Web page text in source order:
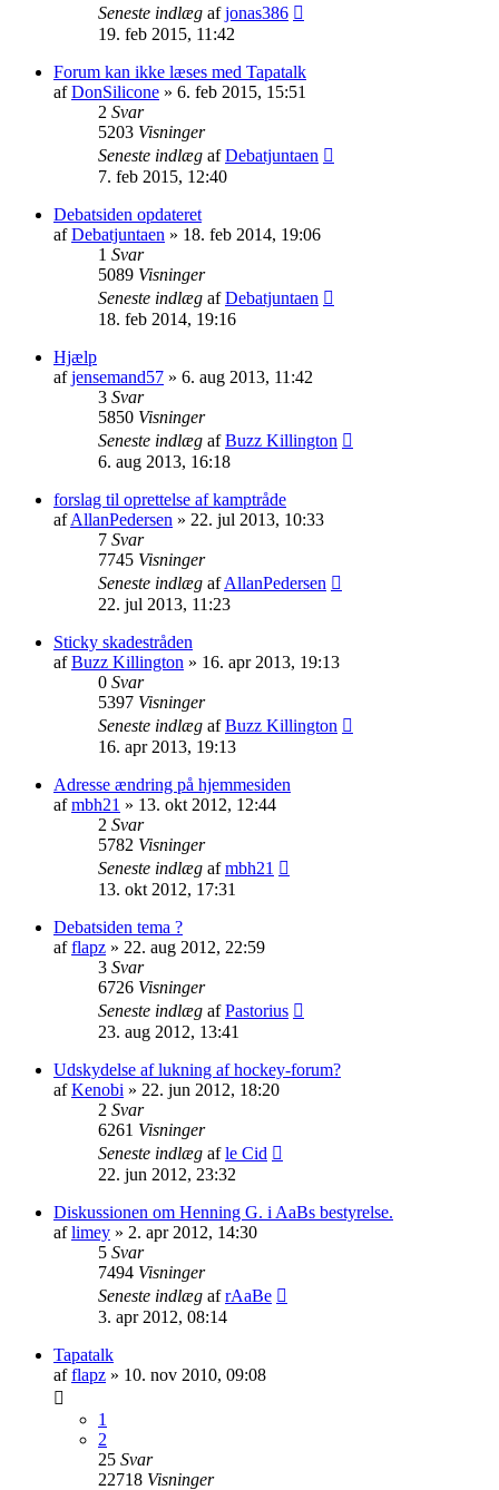
Seneste indlæg afjonas386
19. feb 2015, 11:42
Forum kan ikke læses med Tapatalk
afDonSilicone » 6. feb 2015, 15:51
2 Svar
5203 Visninger
Seneste indlæg afDebatjuntaen
7. feb 2015, 12:40
Debatsiden opdateret
afDebatjuntaen » 18. feb 2014, 19:06
1 Svar
5089 Visninger
Seneste indlæg afDebatjuntaen
18. feb 2014, 19:16
Hjælp
afjensemand57 » 6. aug 2013, 11:42
3 Svar
5850 Visninger
Seneste indlæg afBuzz Killington
6. aug 2013, 16:18
forslag til oprettelse af kamptråde
afAllanPedersen » 22. jul 2013, 10:33
7 Svar
7745 Visninger
Seneste indlæg afAllanPedersen
22. jul 2013, 11:23
Sticky skadestråden
afBuzz Killington » 16. apr 2013, 19:13
0 Svar
5397 Visninger
Seneste indlæg afBuzz Killington
16. apr 2013, 19:13
Adresse ændring på hjemmesiden
afmbh21 » 13. okt 2012, 12:44
2 Svar
5782 Visninger
Seneste indlæg afmbh21
13. okt 2012, 17:31
Debatsiden tema ?
afflapz » 22. aug 2012, 22:59
3 Svar
6726 Visninger
Seneste indlæg afPastorius
23. aug 2012, 13:41
Udskydelse af lukning af hockey-forum?
afKenobi » 22. jun 2012, 18:20
2 Svar
6261 Visninger
Seneste indlæg afle Cid
22. jun 2012, 23:32
Diskussionen om Henning G. i AaBs bestyrelse.
aflimey » 2. apr 2012, 14:30
5 Svar
7494 Visninger
Seneste indlæg afrAaBe
3. apr 2012, 08:14
Tapatalk
afflapz » 10. nov 2010, 09:08
1
2
25 Svar
22718 Visninger